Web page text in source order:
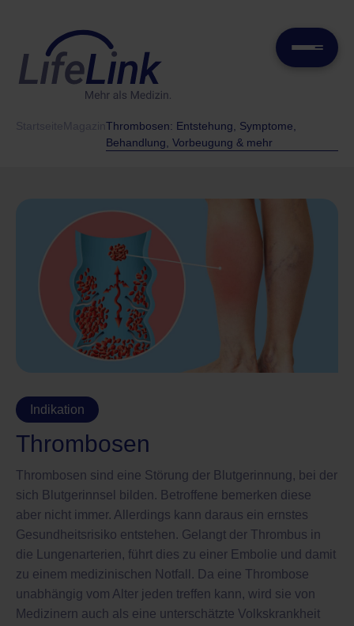
Thrombosen: Entstehung, Symptome,
Behandlung, Vorbeugung & mehr
Indikation
Thrombosen
Thrombosen sind eine Störung der Blutgerinnung, bei der
sich Blutgerinnsel bilden. Betroffene bemerken diese
aber nicht immer. Allerdings kann daraus ein ernstes
Gesundheitsrisiko entstehen. Gelangt der Thrombus in
die Lungenarterien, führt dies zu einer Embolie und damit
zu einem medizinischen Notfall. Da eine Thrombose
unabhängig vom Alter jeden treffen kann, wird sie von
Medizinern auch als eine unterschätzte Volkskrankheit